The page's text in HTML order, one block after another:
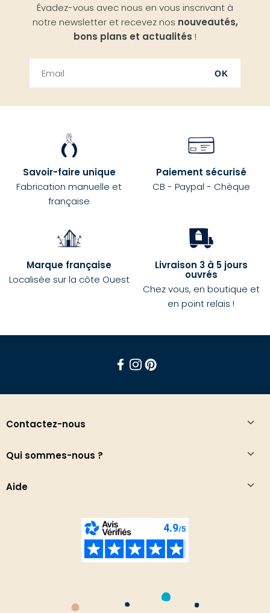
Évadez-vous avec nous en vous inscrivant à
notre newsletter et recevez nos nouveautés,
bons plans et actualités !
OK
Savoir-faire unique
Fabrication manuelle et
française
Paiement sécurisé
CB - Paypal - Chèque
Marque française
Localisée sur la côte Ouest
Livraison 3 à 5 jours
ouvrés
Chez vous, en boutique et
en point relais !
Contactez-nous
Qui sommes-nous ?
Aide